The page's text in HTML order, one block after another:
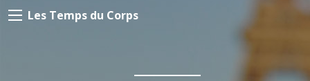
Les Temps du Corps